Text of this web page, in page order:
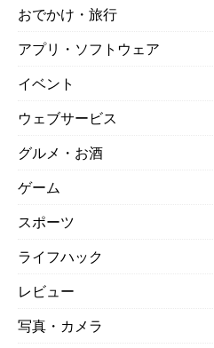
おでかけ・旅行
アプリ・ソフトウェア
イベント
ウェブサービス
グルメ・お酒
ゲーム
スポーツ
ライフハック
レビュー
写真・カメラ